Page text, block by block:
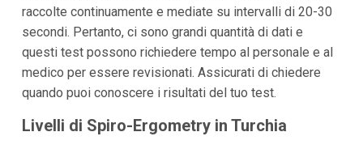
raccolte continuamente e mediate su intervalli di 20-30
secondi. Pertanto, ci sono grandi quantità di dati e
questi test possono richiedere tempo al personale e al
medico per essere revisionati. Assicurati di chiedere
quando puoi conoscere i risultati del tuo test.
Livelli di Spiro-Ergometry in Turchia